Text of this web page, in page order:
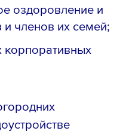
оздоровление и
членов их семей;